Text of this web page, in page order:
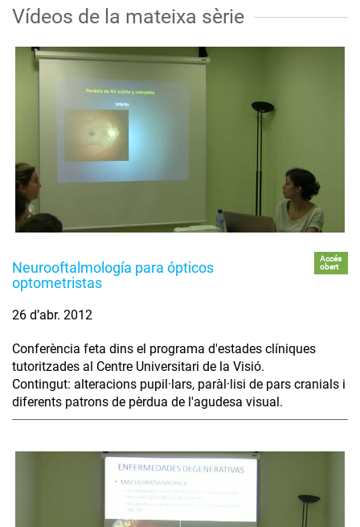
Vídeos de la mateixa sèrie
Neurooftalmología para ópticos
optometristas
Accés
obert
26 d’abr. 2012
Conferència feta dins el programa d'estades clíniques
tutoritzades al Centre Universitari de la Visió.
Contingut: alteracions pupil·lars, paràl·lisi de pars cranials i
diferents patrons de pèrdua de l'agudesa visual.